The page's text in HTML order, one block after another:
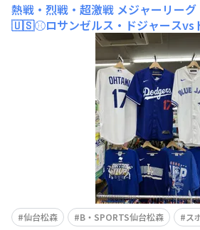
熱戦・烈戦・超激戦 メジャーリー
🇺🇸⚾️ロサンゼルス・ドジャースvs
ェイズ戦が凄いことになっています
ワールドチャンピオンになるわけで
チーム3勝ずつとなり超激戦です
ズが3勝となりましたが、ドジャー
仙台松森 B・SPORTS仙台松森 ス